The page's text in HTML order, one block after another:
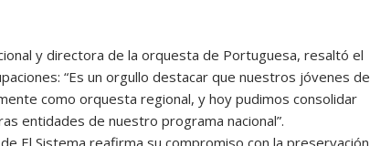
y directora de la orquesta de Portuguesa, resaltó el
“Es un orgullo destacar que nuestros jóvenes de
como orquesta regional, y hoy pudimos consolidar
entidades de nuestro programa nacional”.
El Sistema reafirma su compromiso con la preservación